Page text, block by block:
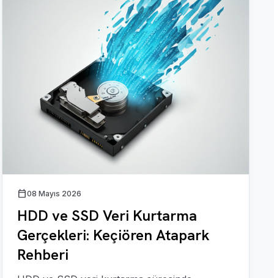
calendar_today08 Mayıs 2026
HDD ve SSD Veri Kurtarma
Gerçekleri: Keçiören Atapark
Rehberi